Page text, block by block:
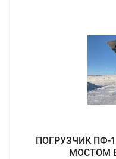
ПОГРУЗЧИК ПФ-
МОСТОМ